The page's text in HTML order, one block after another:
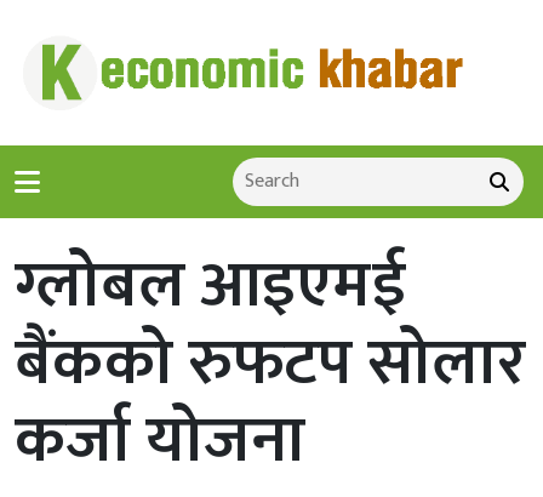
ग्लोबल आइएमई
बैंकको रुफटप सोलार
कर्जा योजना